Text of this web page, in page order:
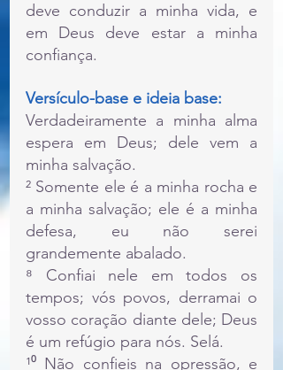
deve conduzir a minha vida, e
em Deus deve estar a minha
confiança.
Versículo-base e ideia base:
Verdadeiramente a minha alma
espera em Deus; dele vem a
minha salvação.
² Somente ele é a minha rocha e
a minha salvação; ele é a minha
defesa, eu não serei
grandemente abalado.
⁸ Confiai nele em todos os
tempos; vós povos, derramai o
vosso coração diante dele; Deus
é um refúgio para nós. Selá.
¹⁰ Não confieis na opressão, e